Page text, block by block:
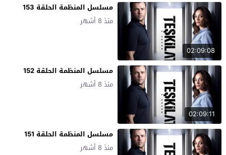
02:09:08
مسلسل المنظمة الحلقة 153
منذ 8 أشهر
02:09:11
مسلسل المنظمة الحلقة 152
منذ 8 أشهر
مسلسل المنظمة الحلقة 151
منذ 8 أشهر